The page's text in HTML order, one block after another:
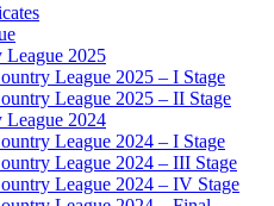
League 2025
League 2025 – I Stage
League 2025 – II Stage
League 2024
League 2024 – I Stage
League 2024 – III Stage
League 2024 – IV Stage